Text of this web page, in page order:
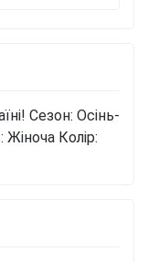
Сезон: Осінь-
Жіноча Колір: